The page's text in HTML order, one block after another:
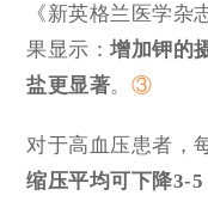
《新英格兰医学杂
果显示：增加钾的
盐更显著。 ③
对于高血压患者，
缩压平均可下降3-5